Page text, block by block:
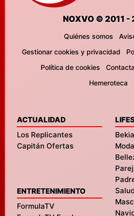
NOXVO © 2011 -
Quiénes somos
Gestionar cookies y privacidad
Política de cookies
Hemeroteca
ACTUALIDAD
Los Replicantes
Capitán Ofertas
ENTRETENIMIENTO
FormulaTV
Bekia
Moda